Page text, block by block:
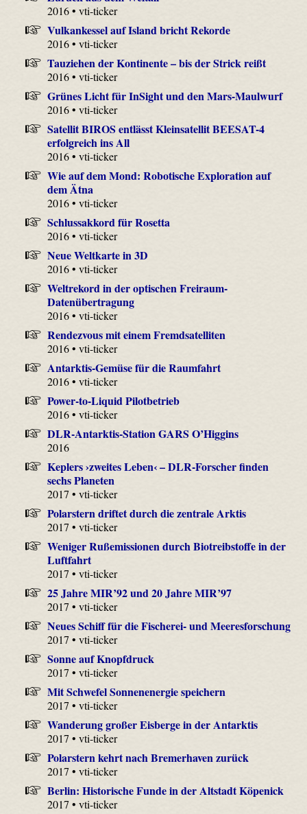
2016 • vti-ticker
Vulkankessel auf Island bricht Rekorde
2016 • vti-ticker
Tauziehen der Kontinente – bis der Strick reißt
2016 • vti-ticker
Grünes Licht für InSight und den Mars-Maulwurf
2016 • vti-ticker
Satellit BIROS entlässt Kleinsatellit BEESAT-4
erfolgreich ins All
2016 • vti-ticker
Wie auf dem Mond: Robotische Exploration auf
dem Ätna
2016 • vti-ticker
Schlussakkord für Rosetta
2016 • vti-ticker
Neue Weltkarte in 3D
2016 • vti-ticker
Weltrekord in der optischen Freiraum-
Datenübertragung
2016 • vti-ticker
Rendezvous mit einem Fremdsatelliten
2016 • vti-ticker
Antarktis-Gemüse für die Raumfahrt
2016 • vti-ticker
Power-to-Liquid Pilotbetrieb
2016 • vti-ticker
DLR-Antarktis-Station GARS O’Higgins
2016
Keplers ›zweites Leben‹ – DLR-Forscher finden
sechs Planeten
2017 • vti-ticker
Polarstern driftet durch die zentrale Arktis
2017 • vti-ticker
Weniger Rußemissionen durch Biotreibstoffe in der
Luftfahrt
2017 • vti-ticker
25 Jahre MIR’92 und 20 Jahre MIR’97
2017 • vti-ticker
Neues Schiff für die Fischerei- und Meeresforschung
2017 • vti-ticker
Sonne auf Knopfdruck
2017 • vti-ticker
Mit Schwefel Sonnenenergie speichern
2017 • vti-ticker
Wanderung großer Eisberge in der Antarktis
2017 • vti-ticker
Polarstern kehrt nach Bremerhaven zurück
2017 • vti-ticker
Berlin: Historische Funde in der Altstadt Köpenick
2017 • vti-ticker